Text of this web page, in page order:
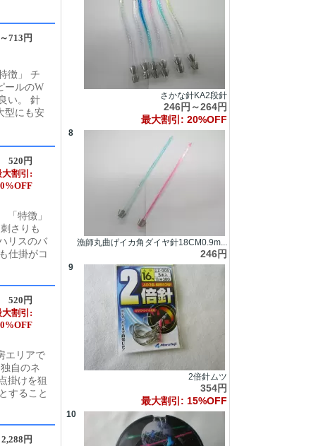
713円
徴」 チ
ールのW
い。 針
型にも安
520円
大割引:
「特徴」
さりも
リスのバ
仕掛がコ
520円
大割引:
エリアで
自のネ
掛けを狙
すること
2,288円
さかな針KA2段針
246円～264円
最大割引: 20%OFF
8
漁師丸曲げイカ角ダイヤ針18CM0.9m...
246円
9
2倍針ムツ
354円
最大割引: 15%OFF
10